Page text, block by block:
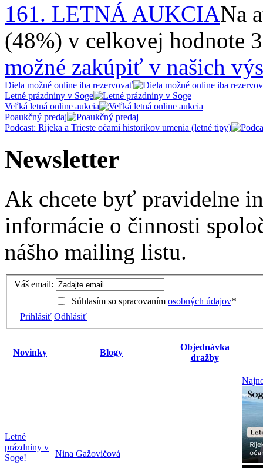
161. LETNÁ AUKCIANa
(48%) v celkovej hodnote
možné zakúpiť v našich
Diela možné online iba rezervovať
Letné prázdniny v Soge
Veľká letná online aukcia
Poaukčný predaj
Podcast: Rijeka a Trieste očami historikov umenia (letné tipy)
Newsletter
Ak chcete byť pravidelne
informácie o činnosti
nášho mailing listu.
Váš email:
Súhlasím so spracovaním osobných údajov*
Prihlásiť Odhlásiť
Novinky Blogy
Objednávka
dražby
Letné
prázdniny v
Soge!
Nina Gažovičová